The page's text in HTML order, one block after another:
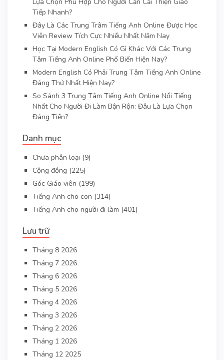
Tiếp Nhanh?
Đây Là Các Trung Trâm Tiếng Anh Online Được Học
Viên Review Tích Cực Nhiều Nhất Năm Nay
Học Tại Modern English Có Gì Khác Với Các Trung
Tâm Tiếng Anh Online Phổ Biến Hiện Nay?
Modern English Có Phải Trung Tâm Tiếng Anh Online
Đáng Thử Nhất Hiện Nay?
So Sánh 3 Trung Tâm Tiếng Anh Online Nổi Tiếng
Nhất Cho Người Đi Làm Bận Rộn: Đâu Là Lựa Chọn
Đáng Tiền?
Danh mục
Chưa phân loại (9)
Cộng đồng (225)
Góc Giáo viên (199)
Tiếng Anh cho con (314)
Tiếng Anh cho người đi làm (401)
Lưu trữ
Tháng 8 2026
Tháng 7 2026
Tháng 6 2026
Tháng 5 2026
Tháng 4 2026
Tháng 3 2026
Tháng 2 2026
Tháng 1 2026
Tháng 12 2025